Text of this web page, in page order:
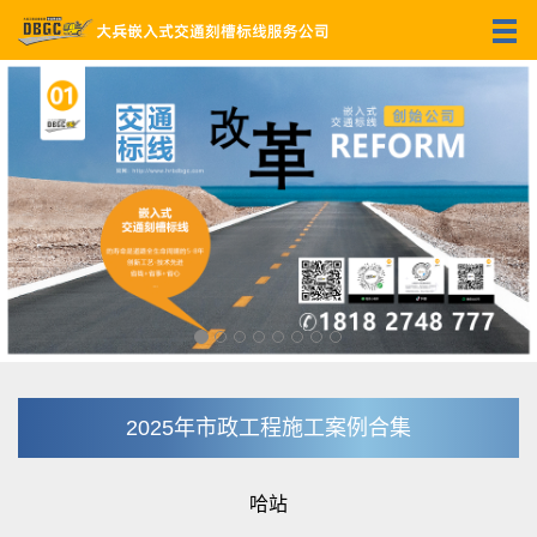
2025年市政工程施工案例合集
哈站